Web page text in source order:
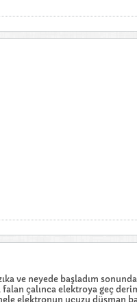
ve neyede başladım
çalınca elektroya geç
elektronun ucuzu düşman